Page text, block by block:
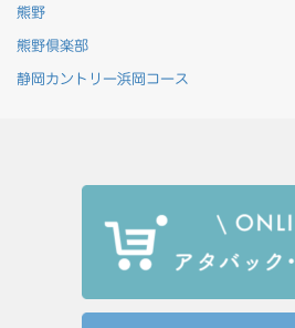
熊野
熊野倶楽部
静岡カントリー浜岡コース